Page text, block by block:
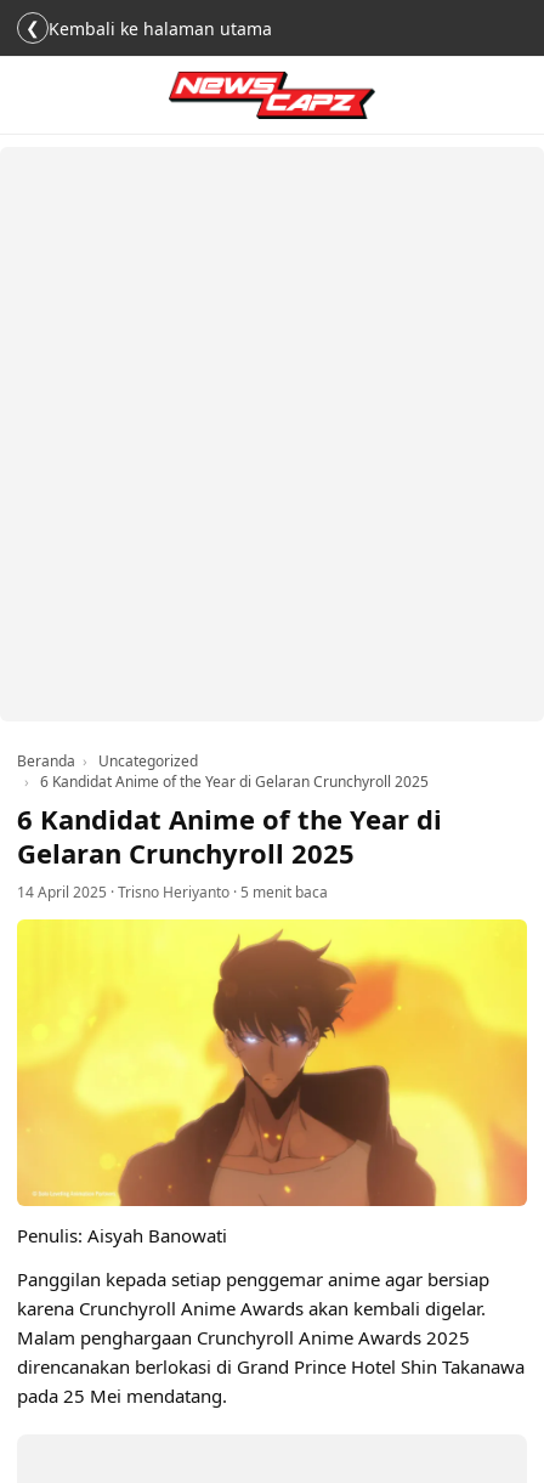
❮ Kembali ke halaman utama
Beranda
Uncategorized
6 Kandidat Anime of the Year di Gelaran Crunchyroll 2025
6 Kandidat Anime of the Year di
Gelaran Crunchyroll 2025
14 April 2025 ·Trisno Heriyanto · 5 menit baca
Penulis: Aisyah Banowati
Panggilan kepada setiap penggemar anime agar bersiap
karena Crunchyroll Anime Awards akan kembali digelar.
Malam penghargaan Crunchyroll Anime Awards 2025
direncanakan berlokasi di Grand Prince Hotel Shin Takanawa
pada 25 Mei mendatang.